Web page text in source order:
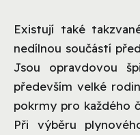
Existují také
nedílnou součástí
Jsou opravdovou
především velké
pokrmy pro každého
Při výběru